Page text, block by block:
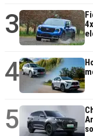
3
4
5